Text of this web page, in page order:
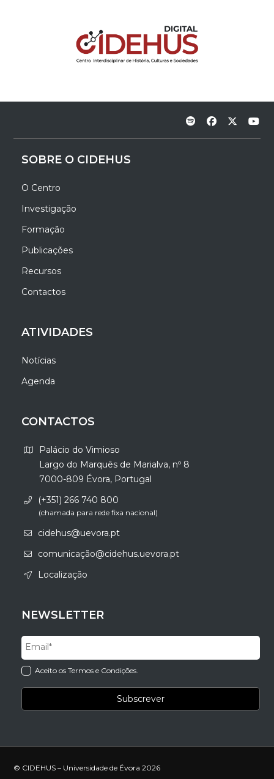
SOBRE O CIDEHUS
O Centro
Investigação
Formação
Publicações
Recursos
Contactos
ATIVIDADES
Notícias
Agenda
CONTACTOS
Palácio do Vimioso
Largo do Marquês de Marialva, nº 8
7000-809 Évora, Portugal
(+351) 266 740 800
(chamada para rede fixa nacional)
cidehus@uevora.pt
comunicação@cidehus.uevora.pt
Localização
NEWSLETTER
Aceito os Termos e Condições.
© CIDEHUS – Universidade de Évora 2026